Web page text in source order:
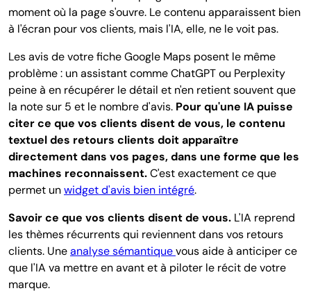
moment où la page s'ouvre. Le contenu apparaissent bien
à l'écran pour vos clients, mais l'IA, elle, ne le voit pas.
Les avis de votre fiche Google Maps posent le même
problème : un assistant comme ChatGPT ou Perplexity
peine à en récupérer le détail et n'en retient souvent que
la note sur 5 et le nombre d'avis. Pour qu'une IA puisse
citer ce que vos clients disent de vous, le contenu
textuel des retours clients doit apparaître
directement dans vos pages, dans une forme que les
machines reconnaissent.C'est exactement ce que
permet unwidget d'avis bien intégré.
Savoir ce que vos clients disent de vous. L'IA reprend
les thèmes récurrents qui reviennent dans vos retours
clients. Uneanalyse sémantiquevous aide à anticiper ce
que l'IA va mettre en avant et à piloter le récit de votre
marque.